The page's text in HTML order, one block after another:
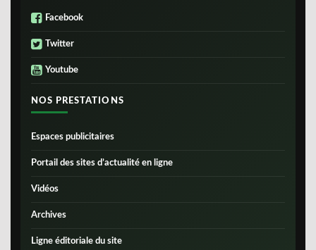
Facebook
Twitter
Youtube
NOS PRESTATIONS
Espaces publicitaires
Portail des sites d’actualité en ligne
Vidéos
Archives
Ligne éditoriale du site